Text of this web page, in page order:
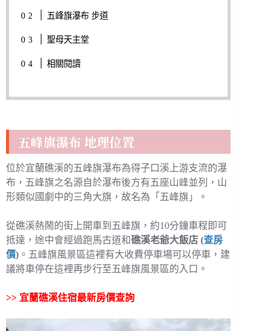
五峰旗瀑布 步道
聖母天主堂
相關閱讀
五峰旗瀑布 地理位置
位於宜蘭礁溪的五峰旗瀑布為得子口溪上游支流的瀑
布，五峰旗之名源自於瀑布後方有五座山峰並列，山
形類似國劇中的三角大旗，故名為「五峰旗」。
從礁溪熱鬧的街上開車到五峰旗，約10分鐘車程即可
抵達，途中會經過跑馬古道和礁溪老爺大飯店 (查房
價) 。五峰旗風景區這裡有大收費停車場可以停車，建
議將車停在這裡再步行至五峰旗風景區的入口。
>> 宜蘭礁溪住宿最新房價查詢